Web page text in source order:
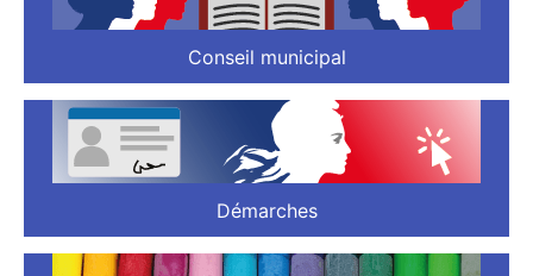
Conseil municipal
Démarches